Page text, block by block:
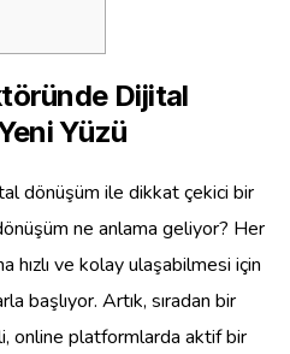
Dijital
Yüzü
dönüşüm ile dikkat çekici bir
ne anlama geliyor? Her
hızlı ve kolay ulaşabilmesi için
başlıyor. Artık, sıradan bir
online platformlarda aktif bir